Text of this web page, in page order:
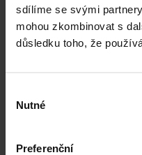
sdílíme se svými
mohou zkombinovat s
důsledku toho, že
souhlasu
Nutné
Preferenční